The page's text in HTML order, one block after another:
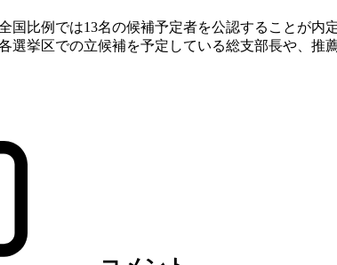
比例では13名の候補予定者を公認することが内
挙区での立候補を予定している総支部長や、推